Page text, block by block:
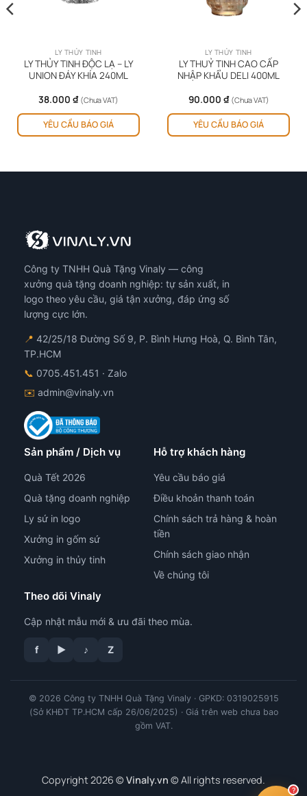
LY THỦY TINH
LY THỦY TINH ĐỘC LẠ – LY
UNION ĐÁY KHÍA 240ML
38.000 ₫ (Chưa VAT)
YÊU CẦU BÁO GIÁ
LY THỦY TINH
LY THUỶ TINH CAO CẤP
NHẬP KHẨU DELI 400ML
90.000 ₫ (Chưa VAT)
YÊU CẦU BÁO GIÁ
Công ty TNHH Quà Tặng Vinaly — công
xưởng quà tặng doanh nghiệp: tự sản xuất, in
logo theo yêu cầu, giá tận xưởng, đáp ứng số
lượng cực lớn.
📍 42/25/18 Đường Số 9, P. Bình Hưng Hoà, Q. Bình Tân,
TP.HCM
📞 0705.451.451 · Zalo
✉️ admin@vinaly.vn
Sản phẩm / Dịch vụ
Quà Tết 2026
Quà tặng doanh nghiệp
Ly sứ in logo
Xưởng in gốm sứ
Xưởng in thủy tinh
Hỗ trợ khách hàng
Yêu cầu báo giá
Điều khoản thanh toán
Chính sách trả hàng & hoàn
tiền
Chính sách giao nhận
Về chúng tôi
Theo dõi Vinaly
Cập nhật mẫu mới & ưu đãi theo mùa.
f ▶ ♪ Z
© 2026 Công ty TNHH Quà Tặng Vinaly · GPKD: 0319025915
(Sở KHĐT TP.HCM cấp 26/06/2025) · Giá trên web chưa bao
gồm VAT.
Copyright 2026 © Vinaly.vn © All rights reserved.
?